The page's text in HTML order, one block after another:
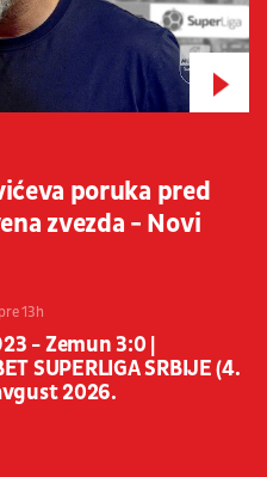
poruka pred
zvezda - Novi
pre 13h
- Zemun 3:0 |
SUPERLIGA SRBIJE (4.
2026.